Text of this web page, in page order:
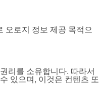
오로지 정보 제공 목적으
리를 소유합니다. 따라서
있으며, 이것은 컨텐츠 또